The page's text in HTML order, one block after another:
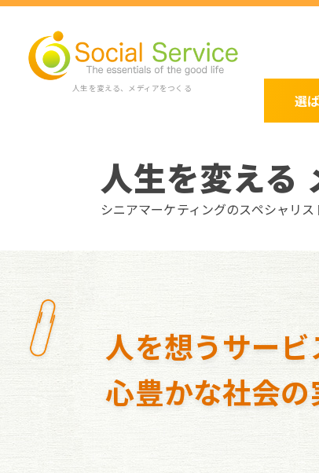
人生を変える、メディアをつくる
選
人生を変える
シニアマーケティングのスペシャリ
人を想うサービ
心豊かな社会